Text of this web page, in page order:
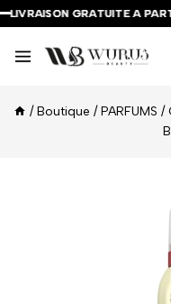
LIVRAISON GRATUITE A
LIVRAISON GRATUITE A
LIVRAISON GRATUITE A
/ Boutique / PARFUMS /